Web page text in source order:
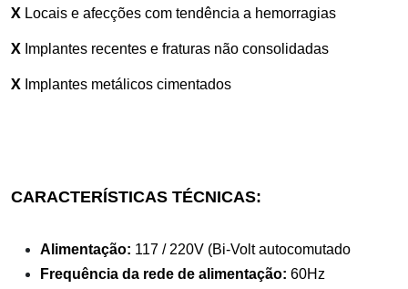
X Locais e afecções com tendência a hemorragias
X Implantes recentes e fraturas não consolidadas
X Implantes metálicos cimentados
CARACTERÍSTICAS TÉCNICAS:
Alimentação: 117 / 220V (Bi-Volt autocomutado
Frequência da rede de alimentação: 60Hz